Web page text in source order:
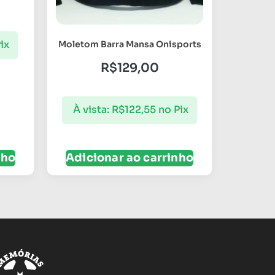
Moletom Barra Mansa Onisports
R$129,00
À vista: R$122,55 no Pix
Adicionar ao carrinho